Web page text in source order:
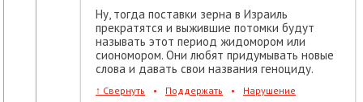
Ну, тогда поставки зерна в Израиль
прекратятся и выжившие потомки будут
называть этот период жидомором или
сиономором. Они любят придумывать новые
слова и давать свои названия геноциду.
↑ Свернуть • Поддержать • Нарушение